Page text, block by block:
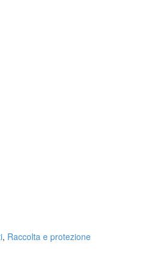
, Raccolta e protezione